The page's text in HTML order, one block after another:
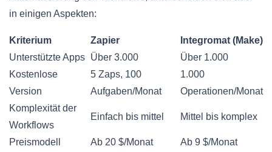
in einigen Aspekten:
Kriterium Zapier
Integromat (Make)
Unterstützte Apps Über 3.000
Über 1.000
Kostenlose
Version
5 Zaps, 100
Aufgaben/Monat
1.000
Operationen/Monat
Komplexität der
Workflows
Einfach bis mittel Mittel bis komplex
Preismodell Ab 20 $/Monat Ab 9 $/Monat